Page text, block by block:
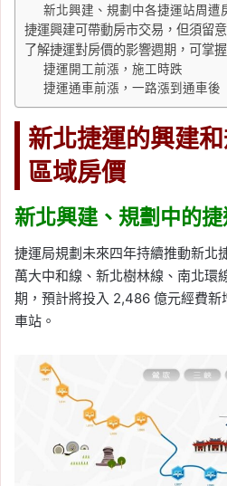
新北興建、規劃中各捷運站周遭
捷運興建可帶動房市交易，但須留
了解捷運對房價的影響週期，可掌
捷運開工前漲，施工時跌
捷運通車前漲，一路漲到通車後
新北捷運的興建
區域房價
新北興建、規劃中的
捷運局規劃未來四年持續推動新北
萬大中和線、新北樹林線、南北環
期，預計將投入 2,486 億元經費
車站。